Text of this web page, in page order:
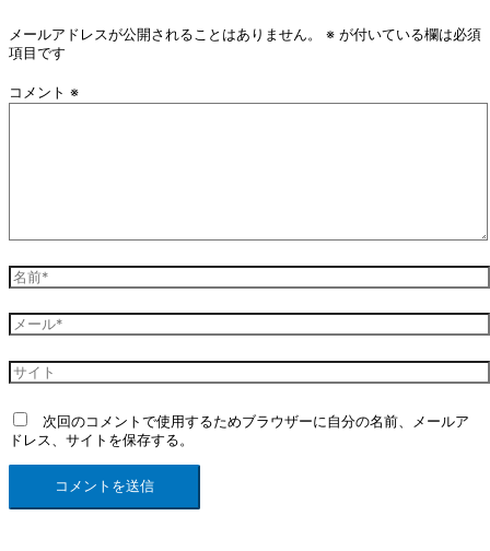
メールアドレスが公開されることはありません。 ※ が付いている欄は必須
項目です
コメント ※
次回のコメントで使用するためブラウザーに自分の名前、メールア
ドレス、サイトを保存する。